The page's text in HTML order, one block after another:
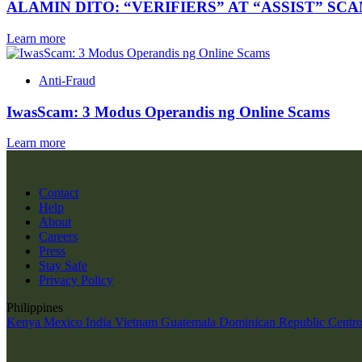
ALAMIN DITO: “VERIFIERS” AT “ASSIST”
Learn more
Anti-Fraud
IwasScam: 3 Modus Operandis ng Online Scams
Learn more
Contact
Help
About
Careers
Press
Stay Safe
Privacy Policy
Philippines
Kenya Mexico India Vietnam Guatemala Dominican Republic